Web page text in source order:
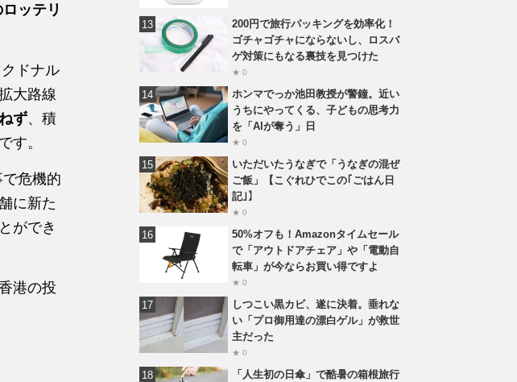
ッテリ
ドナル
大路線
ず、積
す。
危機的
に新た
ができ
港の投
200円で旅行パッキングを効率化！
ゴチャゴチャにならないし、ロスバ
ゲ対策にもなる裏技を見つけた
★ 0
ホンマでっか池田教授が警鐘。近い
うちにやってくる、子どもの思考力
を「AIが奪う」日
★ 0
いただいたうなぎで「うなぎの混ぜ
ご飯」【こぐれひでこの｢ごはん日
記｣】
★ 0
50%オフも！Amazonタイムセール
で「アウトドアチェア」や「電動自
転車」が今ならお買い得ですよ
★ 0
しつこい黒カビ、遂に決着。垂れな
い「プロ御用達の漂白ゲル」が救世
主だった
★ 0
「人生初の日傘」で酷暑の箱根旅行